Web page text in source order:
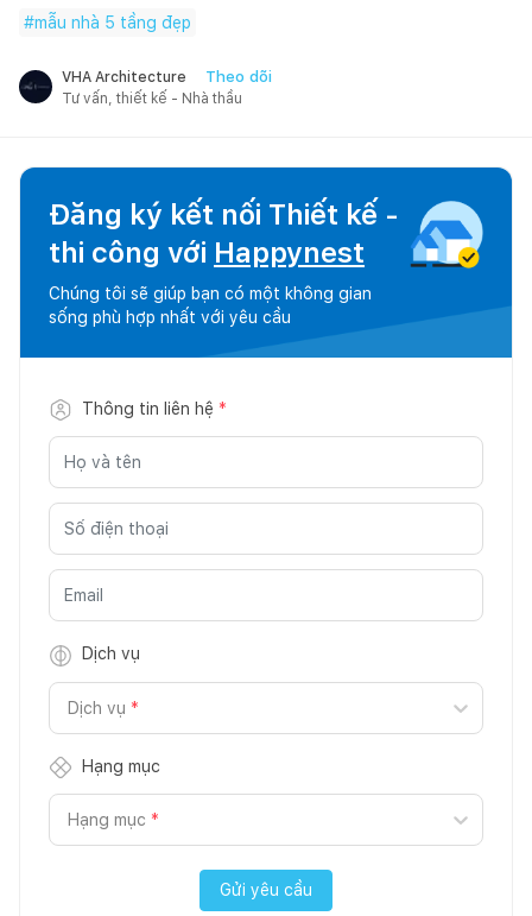
#mẫu nhà 5 tầng đẹp
VHA Architecture Theo dõi
Tư vấn, thiết kế - Nhà thầu
Đăng ký kết nối Thiết kế -
thi công với Happynest
Chúng tôi sẽ giúp bạn có một không gian
sống phù hợp nhất với yêu cầu
Thông tin liên hệ *
Dịch vụ
Dịch vụ *
Hạng mục
Hạng mục *
Gửi yêu cầu